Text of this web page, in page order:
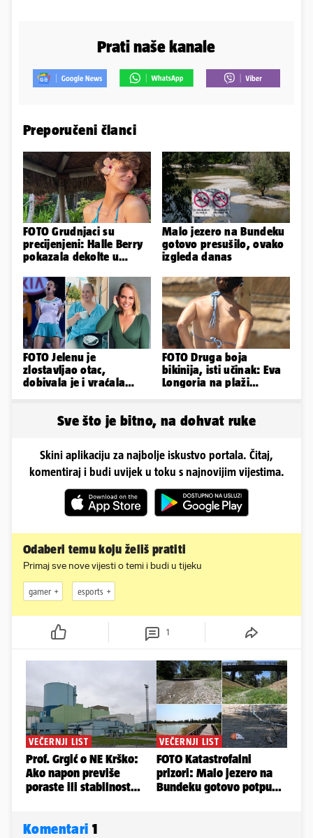
Prati naše kanale
Preporučeni članci
FOTO Grudnjaci su
precijenjeni: Halle Berry
pokazala dekolte u
haljinici
Malo jezero na Bundeku
gotovo presušilo, ovako
izgleda danas
FOTO Jelenu je
zlostavljao otac,
dobivala je i vraćala
FOTO Druga boja
bikinija, isti učinak: Eva
Longoria na plaži
Sve što je bitno, na dohvat ruke
Skini aplikaciju za najbolje iskustvo portala. Čitaj,
komentiraj i budi uvijek u toku s najnovijim vijestima.
Odaberi temu koju želiš pratiti
Primaj sve nove vijesti o temi i budi u tijeku
gamer esports
1
Komentari 1